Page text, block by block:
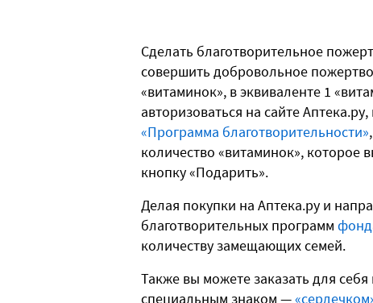
Сделать благотворительное
совершить добровольное
«витаминок», в эквиваленте 1
авторизоваться на сайте
«Программа благотворительности»
количество «витаминок», которое
кнопку «Подарить».
Делая покупки на Аптека.ру и
благотворительных программ
количеству замещающих семей.
Также вы можете заказать для
специальным знаком —